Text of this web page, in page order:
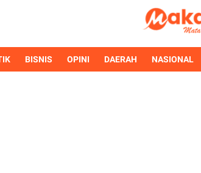
BISNIS OPINI DAERAH NASIONAL